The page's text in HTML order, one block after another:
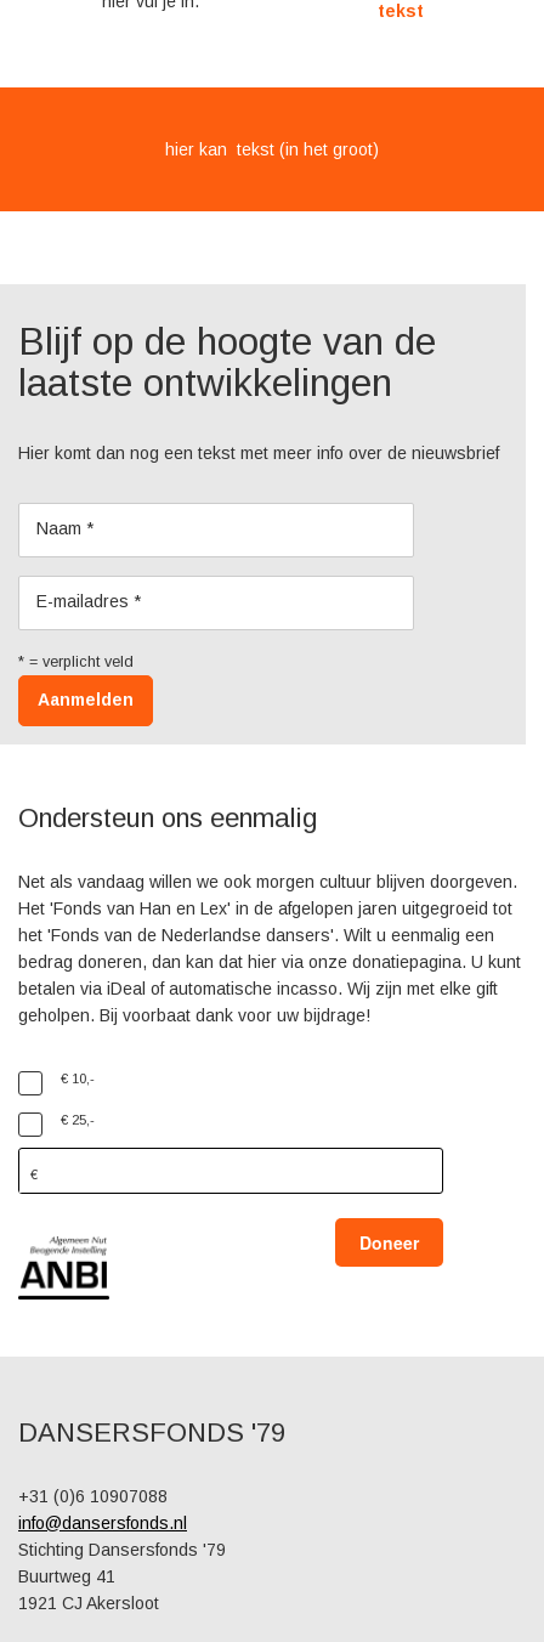
tekst
hier kan tekst (in het groot)
Blijf op de hoogte van de
laatste ontwikkelingen
Hier komt dan nog een tekst met meer info over de nieuwsbrief
Naam *
E-mailadres *
Aanmelden
Ondersteun ons eenmalig
Net als vandaag willen we ook morgen cultuur blijven doorgeven.
Het 'Fonds van Han en Lex' in de afgelopen jaren uitgegroeid tot
het 'Fonds van de Nederlandse dansers'. Wilt u eenmalig een
bedrag doneren, dan kan dat hier via onze donatiepagina. U kunt
betalen via iDeal of automatische incasso. Wij zijn met elke gift
geholpen. Bij voorbaat dank voor uw bijdrage!
€ 10,-
€ 25,-
Doneer
DANSERSFONDS '79
+31 (0)6 10907088
info@dansersfonds.nl
Stichting Dansersfonds '79
Buurtweg 41
1921 CJ Akersloot